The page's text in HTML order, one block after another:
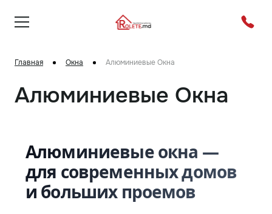
Главная Окна Алюминиевые Окна
Алюминиевые Окна
Алюминиевые окна —
для современных домов
и больших проемов